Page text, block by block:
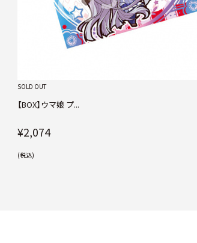
SOLD OUT
【BOX】ウマ娘 プ...
¥2,074
(税込)